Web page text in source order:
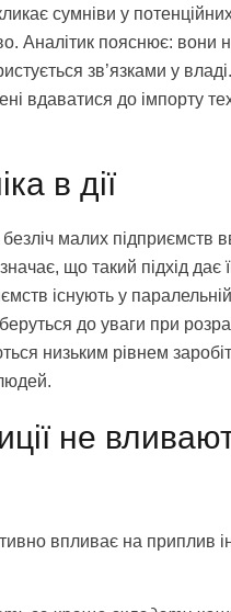
сумніви у
Аналітик пояснює: вони
зв’язками у
вдаватися до імпорту
в дії
малих підприємств
що такий підхід дає
існують у
до уваги при
низьким рівнем
не
впливає на приплив